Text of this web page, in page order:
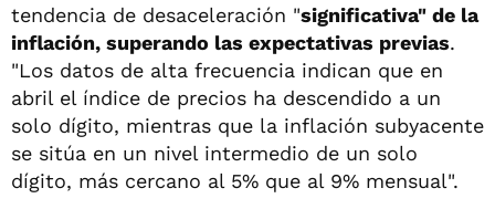
tendencia de desaceleración "significativa" de la
inflación, superando las expectativas previas.
"Los datos de alta frecuencia indican que en
abril el índice de precios ha descendido a un
solo dígito, mientras que la inflación subyacente
se sitúa en un nivel intermedio de un solo
dígito, más cercano al 5% que al 9% mensual".